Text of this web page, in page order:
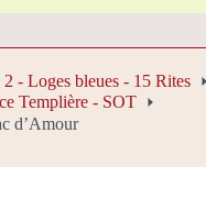
2 - Loges bleues - 15 Rites
Templière - SOT
d’Amour